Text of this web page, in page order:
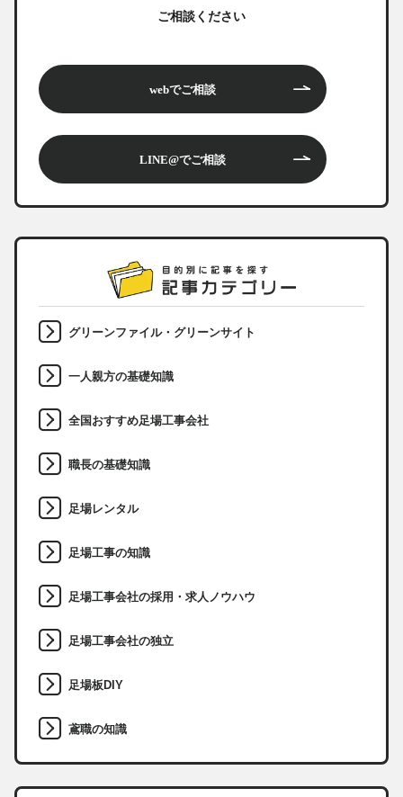
ご相談ください
webでご相談
LINE@でご相談
グリーンファイル・グリーンサイト
一人親方の基礎知識
全国おすすめ足場工事会社
職長の基礎知識
足場レンタル
足場工事の知識
足場工事会社の採用・求人ノウハウ
足場工事会社の独立
足場板DIY
鳶職の知識